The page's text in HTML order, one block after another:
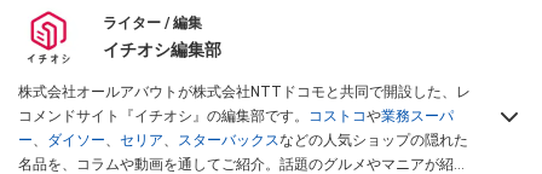
ライター / 編集
イチオシ編集部
株式会社オールアバウトが株式会社NTTドコモと共同で開設した、レ
コメンドサイト『イチオシ』の編集部です。 コストコや業務スーパ
ー、 ダイソー、 セリア、 スターバックスなどの人気ショップの隠れた
名品を、コラムや動画を通してご紹介。話題のグルメやマニアが紹介